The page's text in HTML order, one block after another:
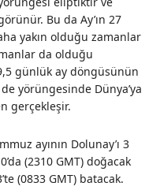
Bu da Ay’ın 27
yakın olduğu zamanlar
da olduğu
günlük ay döngüsünün
yörüngesinde Dünya’ya
gerçekleşir.
ayının Dolunay’ı 3
(2310 GMT) doğacak
(0833 GMT) batacak.